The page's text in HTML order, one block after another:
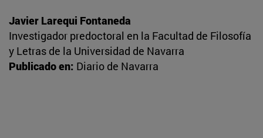
Javier Larequi Fontaneda
Investigador predoctoral en la Facultad de Filosofía
y Letras de la Universidad de Navarra
Publicado en: Diario de Navarra